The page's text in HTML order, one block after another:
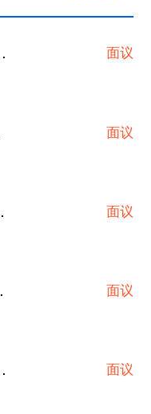
海
面议
面议
Manager
面议
·
面议
·
面议